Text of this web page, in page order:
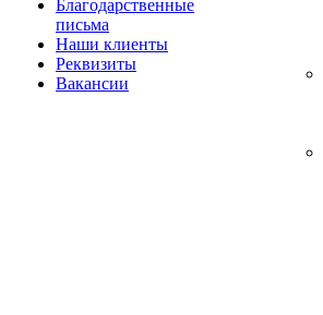
Благодарственные
письма
Наши клиенты
Реквизиты
Вакансии